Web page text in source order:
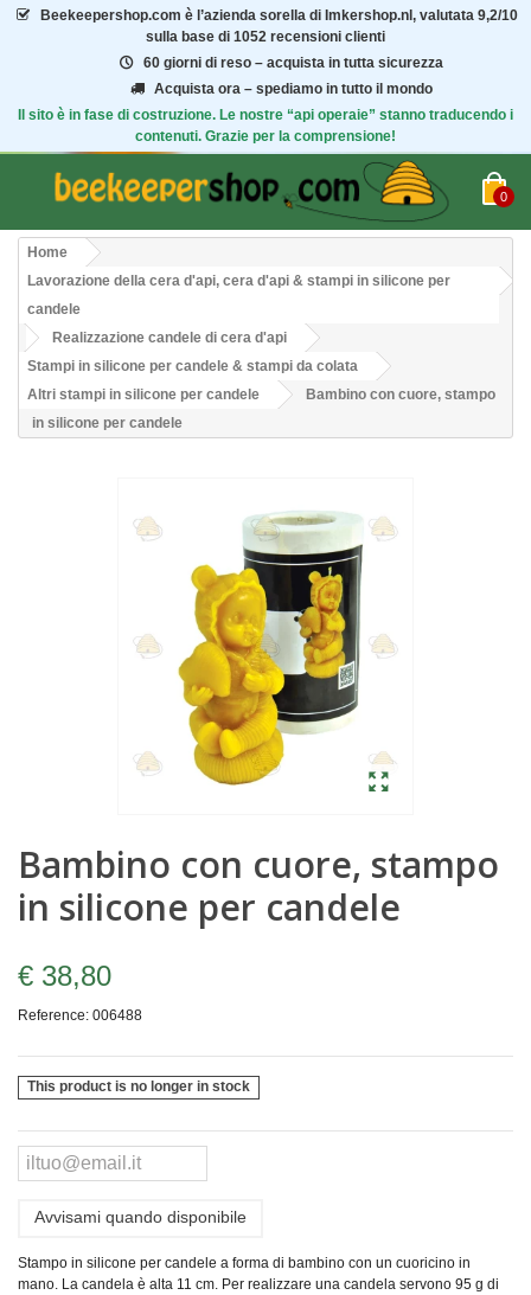
Beekeepershop.com è l’azienda sorella di Imkershop.nl, valutata 9,2/10
sulla base di 1052 recensioni clienti
60 giorni di reso – acquista in tutta sicurezza
Acquista ora – spediamo in tutto il mondo
Il sito è in fase di costruzione. Le nostre “api operaie” stanno traducendo i
contenuti. Grazie per la comprensione!
0
Home
Lavorazione della cera d'api, cera d'api & stampi in silicone per
candele
Realizzazione candele di cera d'api
Stampi in silicone per candele & stampi da colata
Altri stampi in silicone per candele
Bambino con cuore, stampo
in silicone per candele
Bambino con cuore, stampo
in silicone per candele
€ 38,80
Reference: 006488
This product is no longer in stock
Avvisami quando disponibile
Stampo in silicone per candele a forma di bambino con un cuoricino in
mano. La candela è alta 11 cm. Per realizzare una candela servono 95 g di